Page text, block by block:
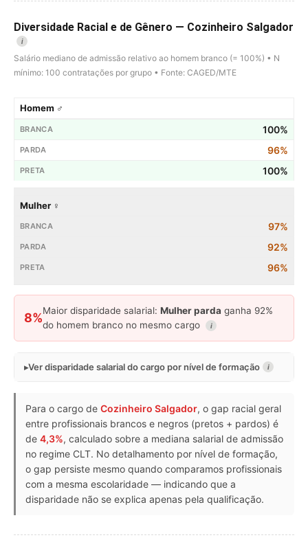
Diversidade Racial e de Gênero — Cozinheiro Salgador
i
Salário mediano de admissão relativo ao homem branco (= 100%) • N
mínimo: 100 contratações por grupo • Fonte: CAGED/MTE
Homem ♂
100%
96%
100%
Mulher ♀
97%
92%
96%
8%
Maior disparidade salarial: Mulher parda ganha 92%
do homem branco no mesmo cargo
i
Ver disparidade salarial do cargo por nível de formação i
Para o cargo de Cozinheiro Salgador, o gap racial geral
entre profissionais brancos e negros (pretos + pardos) é
de 4,3%, calculado sobre a mediana salarial de admissão
no regime CLT. No detalhamento por nível de formação,
o gap persiste mesmo quando comparamos profissionais
com a mesma escolaridade — indicando que a
disparidade não se explica apenas pela qualificação.